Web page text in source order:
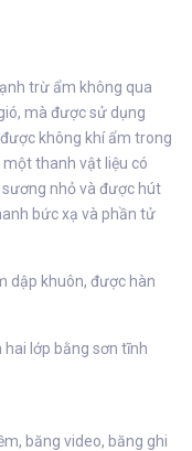
trừ ẩm không qua
mà được sử dụng
không khí ẩm trong
thanh vật liệu có
nhỏ và được hút
bức xạ và phần tử
dập khuôn, được hàn
lớp bằng sơn tĩnh
băng video, băng ghi